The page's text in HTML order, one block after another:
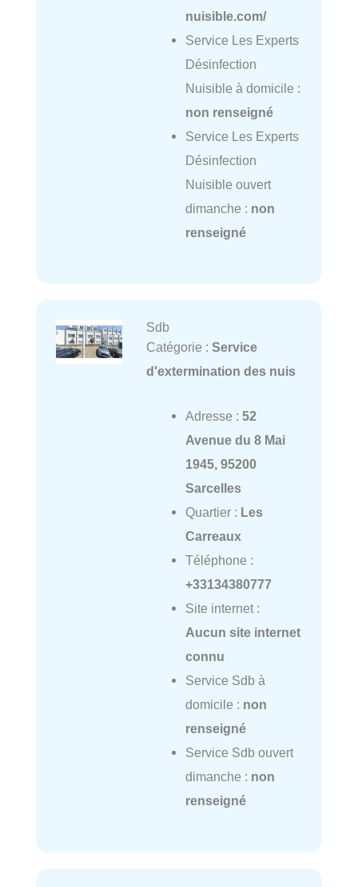
nuisible.com/
Service Les Experts
Désinfection
Nuisible à domicile :
non renseigné
Service Les Experts
Désinfection
Nuisible ouvert
dimanche : non
renseigné
Sdb
Catégorie : Service
d'extermination des nuis
Adresse : 52
Avenue du 8 Mai
1945, 95200
Sarcelles
Quartier : Les
Carreaux
Téléphone :
+33134380777
Site internet :
Aucun site internet
connu
Service Sdb à
domicile : non
renseigné
Service Sdb ouvert
dimanche : non
renseigné